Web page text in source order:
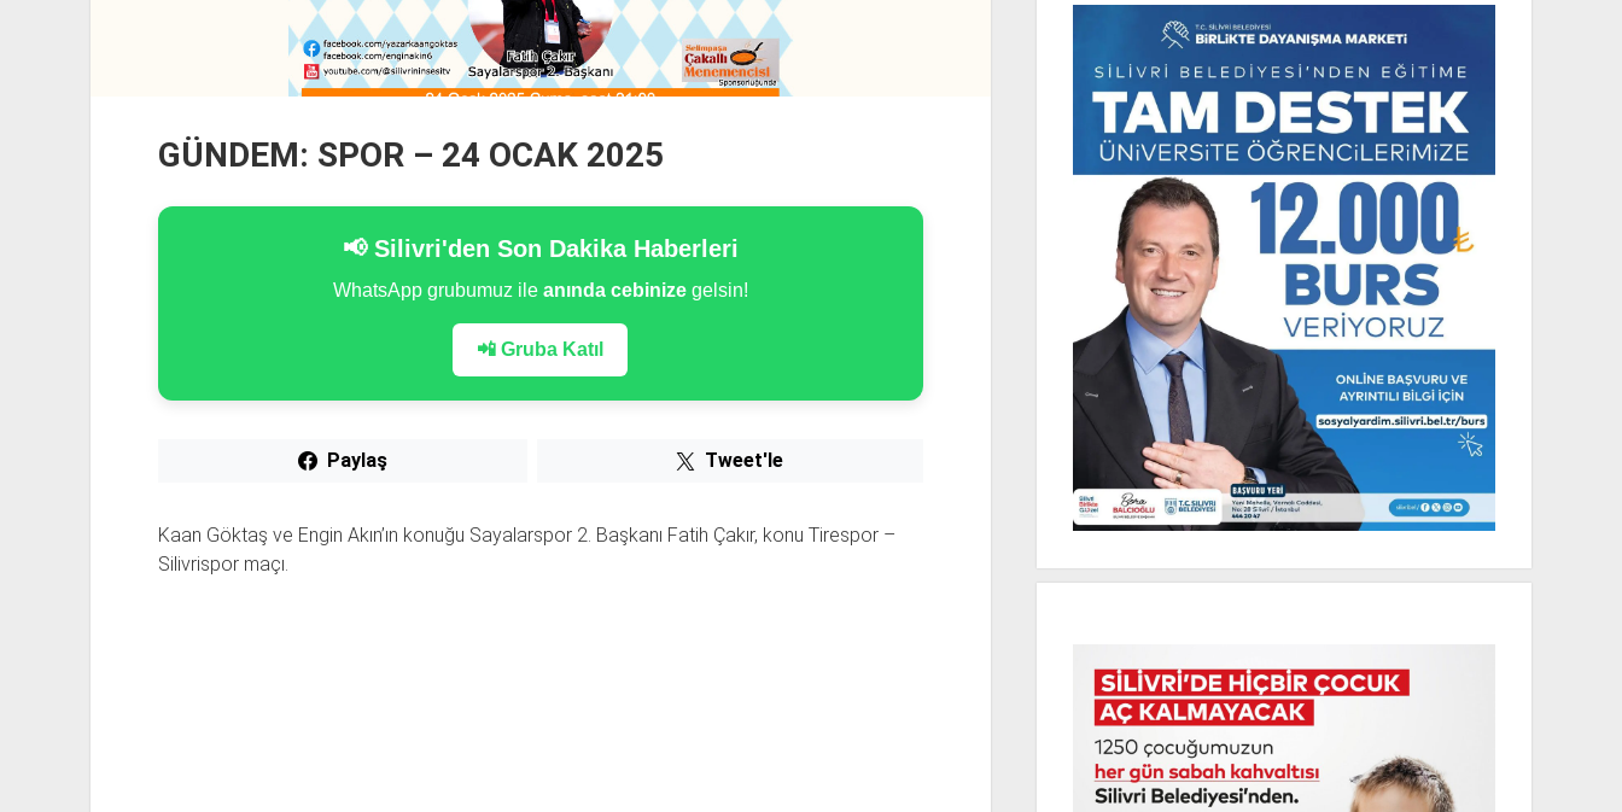
GÜNDEM: SPOR – 24 OCAK 2025
📢 Silivri'den Son Dakika Haberleri
WhatsApp grubumuz ile anında cebinizegelsin!
📲 Gruba Katıl
Paylaş Tweet'le
Kaan Göktaş ve Engin Akın’ın konuğu Sayalarspor 2. Başkanı Fatih Çakır, konu Tirespor –
Silivrispor maçı.